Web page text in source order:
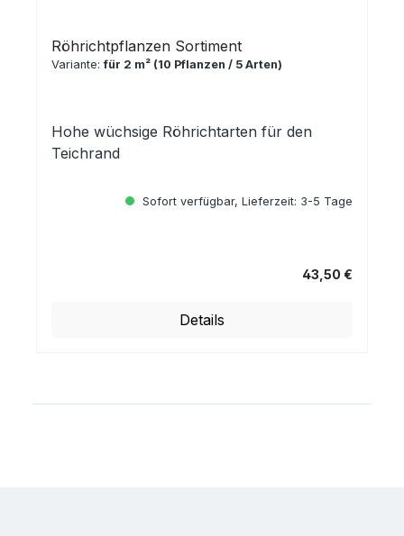
Röhrichtpflanzen Sortiment
Variante:für 2 m² (10 Pflanzen / 5 Arten)
Hohe wüchsige Röhrichtarten für den
Teichrand
Sofort verfügbar, Lieferzeit: 3-5 Tage
43,50 €
Details